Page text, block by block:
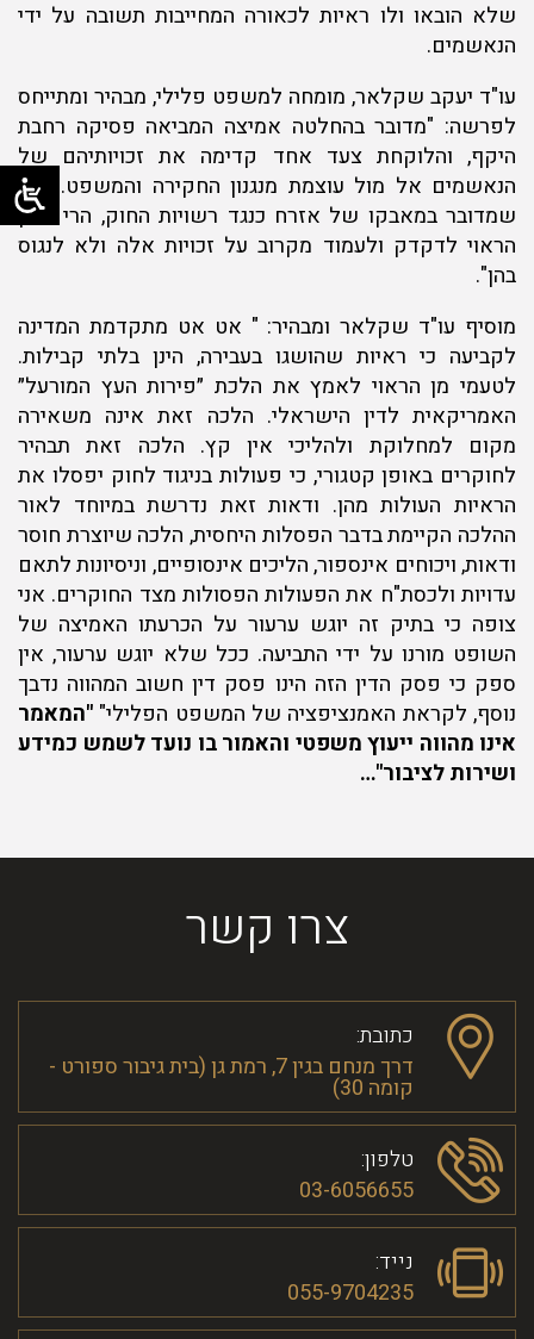
שלא הובאו ולו ראיות לכאורה המחייבות תשובה על ידי
הנאשמים.
עו"ד יעקב שקלאר, מומחה למשפט פלילי, מבהיר ומתייחס
לפרשה: "מדובר בהחלטה אמיצה המביאה פסיקה רחבת
היקף, והלוקחת צעד אחד קדימה את זכויותיהם של
הנאשמים אל מול עוצמת מנגנון החקירה והמשפט. ככל
שמדובר במאבקו של אזרח כנגד רשויות החוק, הרי שמן
הראוי לדקדק ולעמוד מקרוב על זכויות אלה ולא לנגוס
בהן".
מוסיף עו"ד שקלאר ומבהיר: " אט אט מתקדמת המדינה
לקביעה כי ראיות שהושגו בעבירה, הינן בלתי קבילות.
לטעמי מן הראוי לאמץ את הלכת ״פירות העץ המורעל״
האמריקאית לדין הישראלי. הלכה זאת אינה משאירה
מקום למחלוקת ולהליכי אין קץ. הלכה זאת תבהיר
לחוקרים באופן קטגורי, כי פעולות בניגוד לחוק יפסלו את
הראיות העולות מהן. ודאות זאת נדרשת במיוחד לאור
ההלכה הקיימת בדבר הפסלות היחסית, הלכה שיוצרת חוסר
ודאות, ויכוחים אינספור, הליכים אינסופיים, וניסיונות לתאם
עדויות ולכסת"ח את הפעולות הפסולות מצד החוקרים. אני
צופה כי בתיק זה יוגש ערעור על הכרעתו האמיצה של
השופט מורנו על ידי התביעה. ככל שלא יוגש ערעור, אין
ספק כי פסק הדין הזה הינו פסק דין חשוב המהווה נדבך
נוסף, לקראת האמנציפציה של המשפט הפלילי" "המאמר
אינו מהווה ייעוץ משפטי והאמור בו נועד לשמש כמידע
ושירות לציבור"…
צרו קשר
כתובת:
דרך מנחם בגין 7, רמת גן (בית גיבור ספורט -
קומה 30)
טלפון:
03-6056655
נייד:
055-9704235